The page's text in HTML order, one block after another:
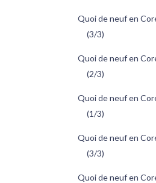
Quoi de neuf en
(3/3)
Quoi de neuf en
(2/3)
Quoi de neuf en
(1/3)
Quoi de neuf en
(3/3)
Quoi de neuf en